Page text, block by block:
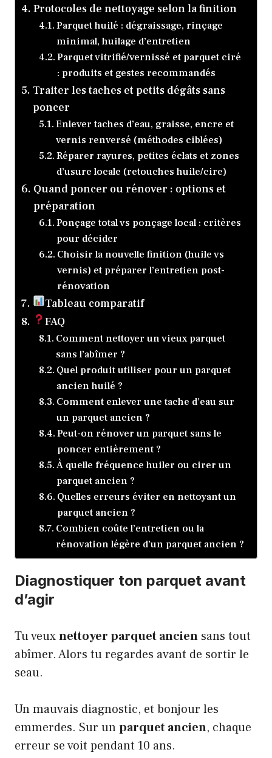
Protocoles de nettoyage selon la finition
Parquet huilé : dégraissage, rinçage
minimal, huilage d’entretien
Parquet vitrifié/vernissé et parquet ciré
: produits et gestes recommandés
Traiter les taches et petits dégâts sans
poncer
Enlever taches d’eau, graisse, encre et
vernis renversé (méthodes ciblées)
Réparer rayures, petites éclats et zones
d’usure locale (retouches huile/cire)
Quand poncer ou rénover : options et
préparation
Ponçage total vs ponçage local : critères
pour décider
Choisir la nouvelle finition (huile vs
vernis) et préparer l’entretien post-
rénovation
Tableau comparatif
FAQ
Comment nettoyer un vieux parquet
sans l’abîmer ?
Quel produit utiliser pour un parquet
ancien huilé ?
Comment enlever une tache d’eau sur
un parquet ancien ?
Peut-on rénover un parquet sans le
poncer entièrement ?
À quelle fréquence huiler ou cirer un
parquet ancien ?
Quelles erreurs éviter en nettoyant un
parquet ancien ?
Combien coûte l’entretien ou la
rénovation légère d’un parquet ancien ?
Diagnostiquer ton parquet avant
d’agir
Tu veuxnettoyer parquet ancien sans tout
abîmer. Alors tu regardes avant de sortir le
seau.
Un mauvais diagnostic, et bonjour les
emmerdes. Sur unparquet ancien, chaque
erreur se voit pendant 10 ans.